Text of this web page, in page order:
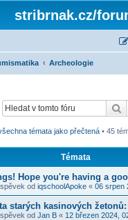
stribrnak.cz/
Archeologie
témata jako přečtená• 45
Témata
Hope you're having a
od iqschoolApoke « 06 srpen
starých kasinových
od Jan B « 12 březen 2024,